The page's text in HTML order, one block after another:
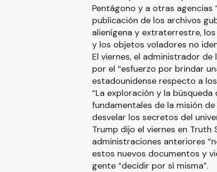
Pentágono y a otras
publicación de los archivos
alienígena y extraterrestre,
y los objetos voladores no
El viernes, el administrador de
por el “esfuerzo por brindar
estadounidense respecto a
“La exploración y la
fundamentales de la misión
desvelar los secretos del
Trump dijo el viernes en Truth
administraciones anteriores
estos nuevos documentos y
gente “decidir por sí misma”.